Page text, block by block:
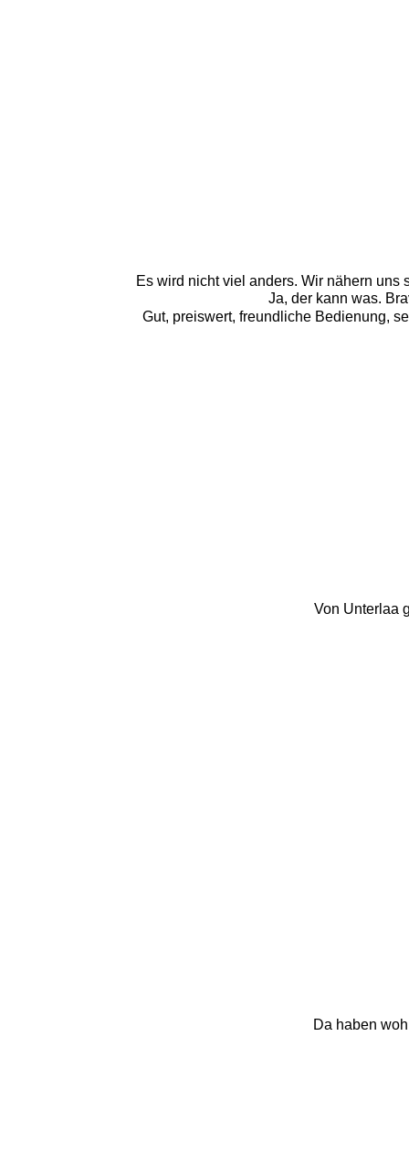
Es wird nicht viel anders. Wir nähern
Ja, der kann was.
Gut, preiswert, freundliche Bedienung,
Von Unterlaa
Da haben